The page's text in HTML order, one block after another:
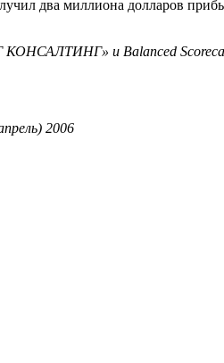
два миллиона долларов
КОНСАЛТИНГ» и Balanced
2006